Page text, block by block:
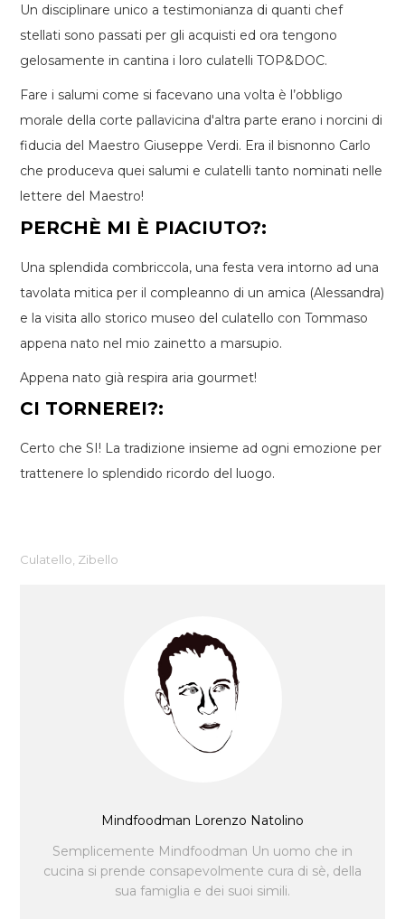
Un disciplinare unico a testimonianza di quanti chef
stellati sono passati per gli acquisti ed ora tengono
gelosamente in cantina i loro culatelli TOP&DOC.
Fare i salumi come si facevano una volta è l’obbligo
morale della corte pallavicina d'altra parte erano i norcini di
fiducia del Maestro Giuseppe Verdi. Era il bisnonno Carlo
che produceva quei salumi e culatelli tanto nominati nelle
lettere del Maestro!
PERCHÈ MI È PIACIUTO?:
Una splendida combriccola, una festa vera intorno ad una
tavolata mitica per il compleanno di un amica (Alessandra)
e la visita allo storico museo del culatello con Tommaso
appena nato nel mio zainetto a marsupio.
Appena nato già respira aria gourmet!
CI TORNEREI?:
Certo che SI! La tradizione insieme ad ogni emozione per
trattenere lo splendido ricordo del luogo.
Culatello Zibello
Mindfoodman Lorenzo Natolino
Semplicemente Mindfoodman Un uomo che in
cucina si prende consapevolmente cura di sè, della
sua famiglia e dei suoi simili.